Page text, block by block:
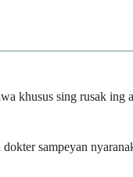
khusus sing rusak ing
sampeyan